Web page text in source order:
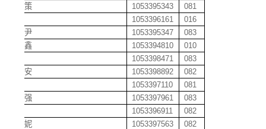
邓光策
1053395343
081
1053396161
016
邓惠尹
1053395347
083
邓家鑫
1053394810
010
1053398471
083
邓钧安
1053398892
082
1053397110
081
邓力强
1053397961
083
1053396911
082
邓妮妮
1053397563
082